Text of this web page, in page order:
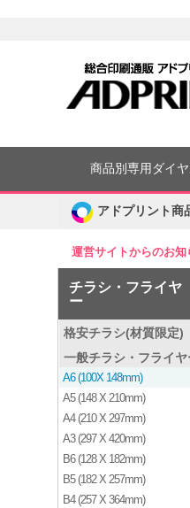
運営サイトからのお知
商品別専用ダイ
アドプリント商
チラシ・フライヤ
ー
格安チラシ(材質限定)
一般チラシ・フライヤ
A6 (100X 148mm)
A5 (148 X 210mm)
A4 (210 X 297mm)
A3 (297 X 420mm)
B6 (128 X 182mm)
B5 (182 X 257mm)
B4 (257 X 364mm)